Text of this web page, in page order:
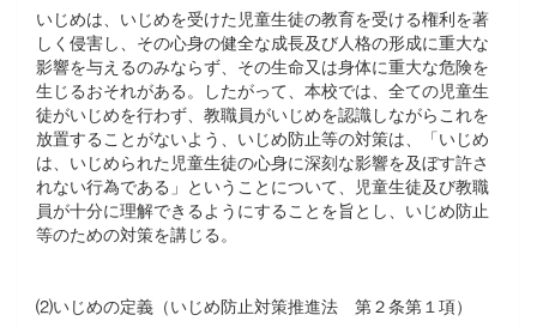
いじめは、いじめを受けた児童生徒の教育を受ける権利を著
しく侵害し、その心身の健全な成長及び人格の形成に重大な
影響を与えるのみならず、その生命又は身体に重大な危険を
生じるおそれがある。したがって、本校では、全ての児童生
徒がいじめを行わず、教職員がいじめを認識しながらこれを
放置することがないよう、いじめ防止等の対策は、「いじめ
は、いじめられた児童生徒の心身に深刻な影響を及ぼす許さ
れない行為である」ということについて、児童生徒及び教職
員が十分に理解できるようにすることを旨とし、いじめ防止
等のための対策を講じる。
⑵いじめの定義（いじめ防止対策推進法 第２条第１項）